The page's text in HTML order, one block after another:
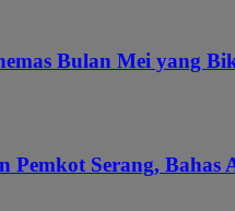
Bulan Mei yang
Pemkot Serang, Bahas